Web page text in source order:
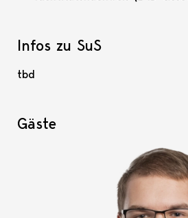
Infos zu SuS
tbd
Gäste